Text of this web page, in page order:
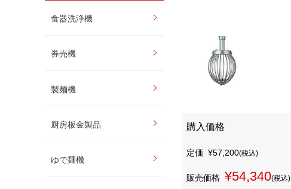
食器洗浄機
券売機
製麺機
厨房板金製品
ゆで麺機
購入価格
定価 ¥57,200(税込)
販売価格 ¥54,340(税込)